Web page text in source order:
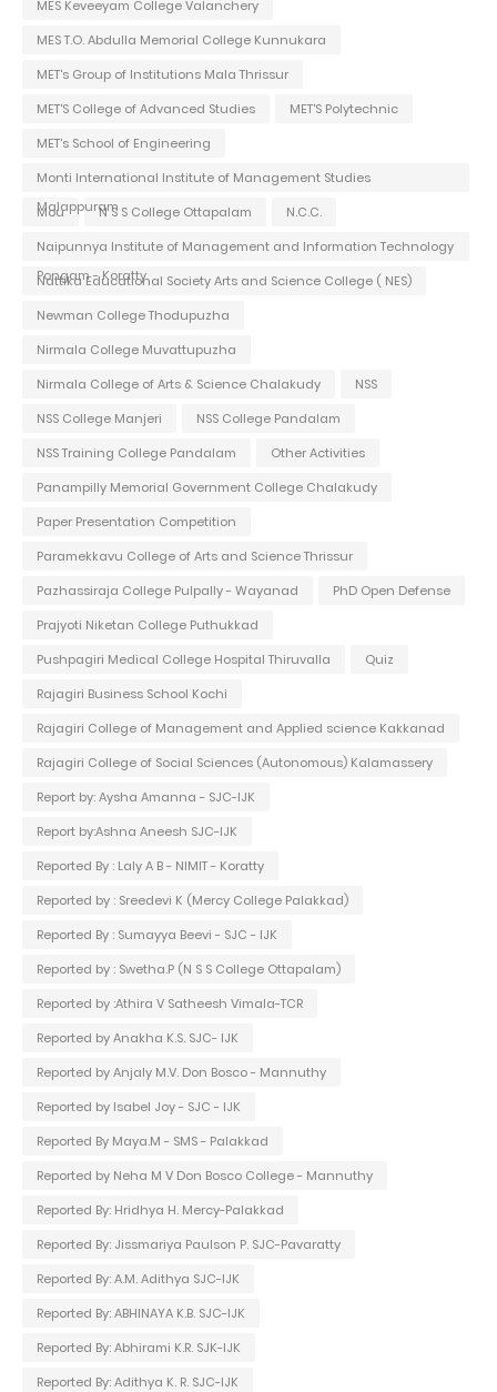
MES Keveeyam College Valanchery
MES T.O. Abdulla Memorial College Kunnukara
MET's Group of Institutions Mala Thrissur
MET'S College of Advanced Studies
MET'S Polytechnic
MET's School of Engineering
Monti International Institute of Management Studies
Malappuram
Mou N S S College Ottapalam
N.C.C.
Naipunnya Institute of Management and Information Technology
Pongam - Koratty
Nattika Educational Society Arts and Science College ( NES)
Newman College Thodupuzha
Nirmala College Muvattupuzha
Nirmala College of Arts & Science Chalakudy
NSS
NSS College Manjeri
NSS College Pandalam
NSS Training College Pandalam
Other Activities
Panampilly Memorial Government College Chalakudy
Paper Presentation Competition
Paramekkavu College of Arts and Science Thrissur
Pazhassiraja College Pulpally - Wayanad
PhD Open Defense
Prajyoti Niketan College Puthukkad
Pushpagiri Medical College Hospital Thiruvalla
Quiz
Rajagiri Business School Kochi
Rajagiri College of Management and Applied science Kakkanad
Rajagiri College of Social Sciences (Autonomous) Kalamassery
Report by: Aysha Amanna - SJC-IJK
Report by:Ashna Aneesh SJC-IJK
Reported By : Laly A B - NIMIT - Koratty
Reported by : Sreedevi K (Mercy College Palakkad)
Reported By : Sumayya Beevi - SJC - IJK
Reported by : Swetha.P (N S S College Ottapalam)
Reported by :Athira V Satheesh Vimala-TCR
Reported by Anakha K.S. SJC- IJK
Reported by Anjaly M.V. Don Bosco - Mannuthy
Reported by Isabel Joy - SJC - IJK
Reported By Maya.M - SMS - Palakkad
Reported by Neha M V Don Bosco College - Mannuthy
Reported By: Hridhya H. Mercy-Palakkad
Reported By: Jissmariya Paulson P. SJC-Pavaratty
Reported By: A.M. Adithya SJC-IJK
Reported By: ABHINAYA K.B. SJC-IJK
Reported By: Abhirami K.R. SJK-IJK
Reported By: Adithya K. R. SJC-IJK